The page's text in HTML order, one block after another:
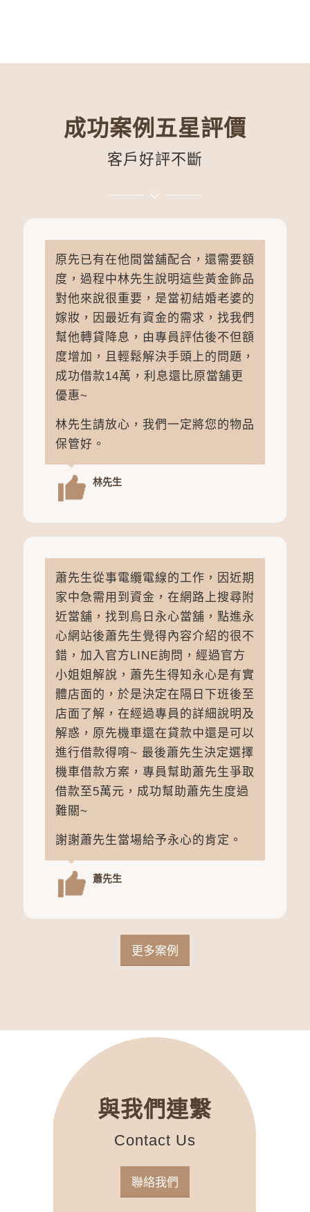
成功案例五星評價
原先已有在他間當舖配合，還需要額
度，過程中林先生說明這些黃金飾品
對他來說很重要，是當初結婚老婆的
嫁妝，因最近有資金的需求，找我們
幫他轉貸降息，由專員評估後不但額
度增加，且輕鬆解決手頭上的問題，
成功借款14萬，利息還比原當舖更
優惠~
林先生請放心，我們一定將您的物品
保管好。
蕭先生從事電纜電線的工作，因近期
家中急需用到資金，在網路上搜尋附
近當舖，找到烏日永心當舖，點進永
心網站後蕭先生覺得內容介紹的很不
錯，加入官方LINE詢問，經過官方
小姐姐解說，蕭先生得知永心是有實
體店面的，於是決定在隔日下班後至
店面了解，在經過專員的詳細說明及
解惑，原先機車還在貸款中還是可以
進行借款得唷~ 最後蕭先生決定選擇
機車借款方案，專員幫助蕭先生爭取
借款至5萬元，成功幫助蕭先生度過
難關~
謝謝蕭先生當場給予永心的肯定。
與我們連繫